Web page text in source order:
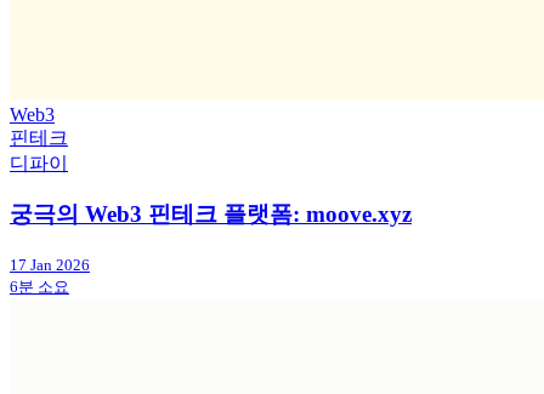
Web3
핀테크
디파이
궁극의 Web3 핀테크 플랫폼: moove.xyz
17 Jan 2026
6분 소요